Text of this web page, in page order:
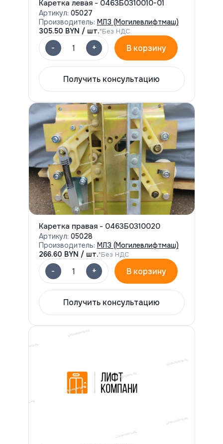
Каретка левая - 0463Б0310010-01
Артикул: 05027
Производитель: МЛЗ (Могилевлифтмаш)
305.50 BYN / шт.*Без НДС
- 1 + В корзину
Получить консультацию
Каретка правая - 0463Б0310020
Артикул: 05028
Производитель: МЛЗ (Могилевлифтмаш)
266.60 BYN / шт.*Без НДС
- 1 + В корзину
Получить консультацию